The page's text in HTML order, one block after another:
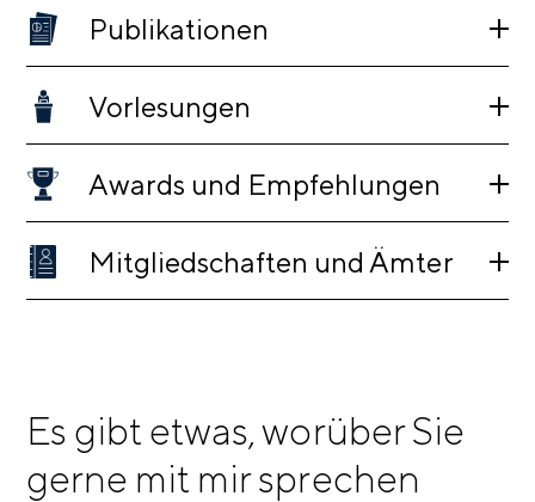
Publikationen
Vorlesungen
Awards und Empfehlungen
Mitgliedschaften und Ämter
Es gibt etwas, worüber Sie
gerne mit mir sprechen